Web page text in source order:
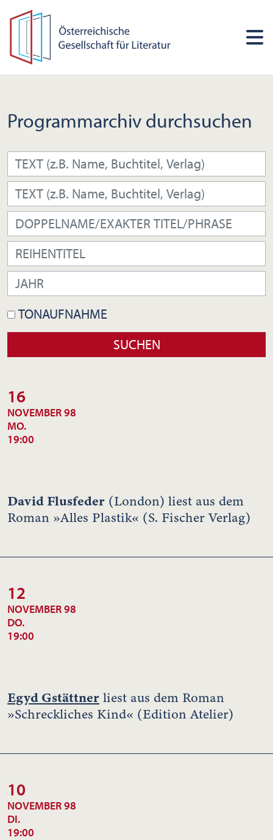
Programmarchiv durchsuchen
TONAUFNAHME
16
NOVEMBER 98
MO.
19:00
David Flusfeder (London) liest aus dem
Roman »Alles Plastik« (S. Fischer Verlag)
12
NOVEMBER 98
DO.
19:00
Egyd Gstättner liest aus dem Roman
»Schreckliches Kind« (Edition Atelier)
10
NOVEMBER 98
DI.
19:00